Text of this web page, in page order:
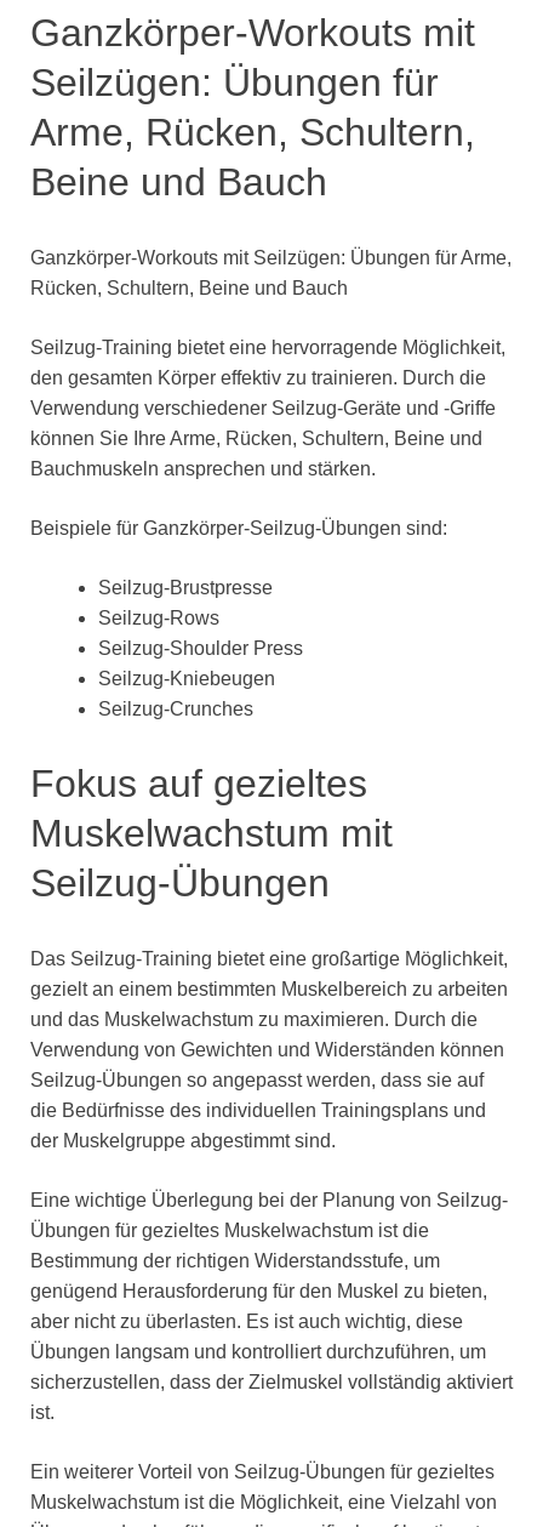
Ganzkörper-Workouts mit
Seilzügen: Übungen für
Arme, Rücken, Schultern,
Beine und Bauch
Ganzkörper-Workouts mit Seilzügen: Übungen für Arme,
Rücken, Schultern, Beine und Bauch
Seilzug-Training bietet eine hervorragende Möglichkeit,
den gesamten Körper effektiv zu trainieren. Durch die
Verwendung verschiedener Seilzug-Geräte und -Griffe
können Sie Ihre Arme, Rücken, Schultern, Beine und
Bauchmuskeln ansprechen und stärken.
Beispiele für Ganzkörper-Seilzug-Übungen sind:
Seilzug-Brustpresse
Seilzug-Rows
Seilzug-Shoulder Press
Seilzug-Kniebeugen
Seilzug-Crunches
Fokus auf gezieltes
Muskelwachstum mit
Seilzug-Übungen
Das Seilzug-Training bietet eine großartige Möglichkeit,
gezielt an einem bestimmten Muskelbereich zu arbeiten
und das Muskelwachstum zu maximieren. Durch die
Verwendung von Gewichten und Widerständen können
Seilzug-Übungen so angepasst werden, dass sie auf
die Bedürfnisse des individuellen Trainingsplans und
der Muskelgruppe abgestimmt sind.
Eine wichtige Überlegung bei der Planung von Seilzug-
Übungen für gezieltes Muskelwachstum ist die
Bestimmung der richtigen Widerstandsstufe, um
genügend Herausforderung für den Muskel zu bieten,
aber nicht zu überlasten. Es ist auch wichtig, diese
Übungen langsam und kontrolliert durchzuführen, um
sicherzustellen, dass der Zielmuskel vollständig aktiviert
ist.
Ein weiterer Vorteil von Seilzug-Übungen für gezieltes
Muskelwachstum ist die Möglichkeit, eine Vielzahl von